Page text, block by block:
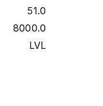
51.0
8000.0
LVL